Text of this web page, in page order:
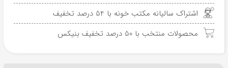
اشتراک سالیانه مکتب خونه با 54 درصد تخفیف
محصولات منتخب با 50 درصد تخفیف بنیکس